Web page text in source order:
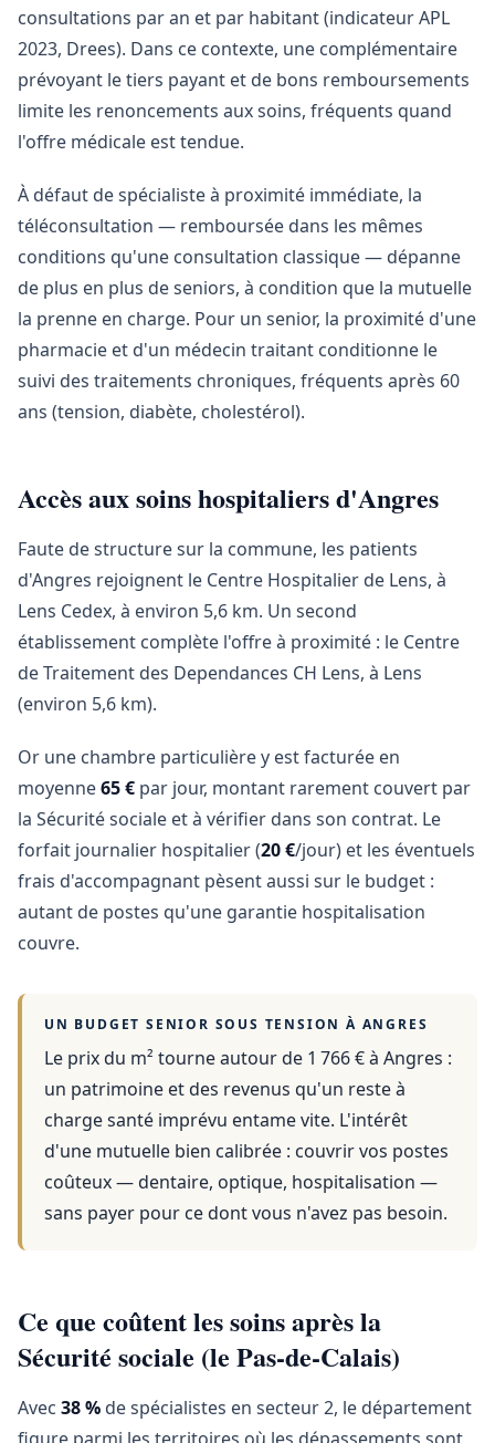
consultations par an et par habitant (indicateur APL
2023, Drees). Dans ce contexte, une complémentaire
prévoyant le tiers payant et de bons remboursements
limite les renoncements aux soins, fréquents quand
l'offre médicale est tendue.
À défaut de spécialiste à proximité immédiate, la
téléconsultation — remboursée dans les mêmes
conditions qu'une consultation classique — dépanne
de plus en plus de seniors, à condition que la mutuelle
la prenne en charge. Pour un senior, la proximité d'une
pharmacie et d'un médecin traitant conditionne le
suivi des traitements chroniques, fréquents après 60
ans (tension, diabète, cholestérol).
Accès aux soins hospitaliers d'Angres
Faute de structure sur la commune, les patients
d'Angres rejoignent le Centre Hospitalier de Lens, à
Lens Cedex, à environ 5,6 km. Un second
établissement complète l'offre à proximité : le Centre
de Traitement des Dependances CH Lens, à Lens
(environ 5,6 km).
Or une chambre particulière y est facturée en
moyenne65 € par jour, montant rarement couvert par
la Sécurité sociale et à vérifier dans son contrat. Le
forfait journalier hospitalier (20 €/jour) et les éventuels
frais d'accompagnant pèsent aussi sur le budget :
autant de postes qu'une garantie hospitalisation
couvre.
UN BUDGET SENIOR SOUS TENSION À ANGRES
Le prix du m² tourne autour de 1 766 €à Angres :
un patrimoine et des revenus qu'un reste à
charge santé imprévu entame vite. L'intérêt
d'une mutuelle bien calibrée : couvrir vos postes
coûteux — dentaire, optique, hospitalisation —
sans payer pour ce dont vous n'avez pas besoin.
Ce que coûtent les soins après la
Sécurité sociale (le Pas-de-Calais)
Avec 38 % de spécialistes en secteur 2, le département